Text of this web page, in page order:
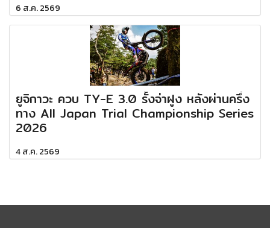
6 ส.ค. 2569
ยูจิกาวะ ควบ TY-E 3.0 รั้งจ่าฝูง หลังผ่านครึ่ง
ทาง All Japan Trial Championship Series
2026
4 ส.ค. 2569